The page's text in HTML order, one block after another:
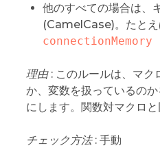
他のすべての場合は、
(CamelCase)。たとえ
connectionMemory
理由: このルールは、マク
か、変数を扱っているの
にします。関数対マクロ
チェック方法: 手動